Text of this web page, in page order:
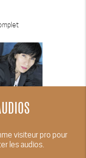
visiteur pro pour
les audios.